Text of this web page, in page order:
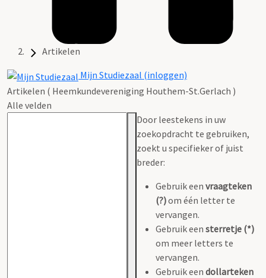
Artikelen
Mijn Studiezaal (inloggen)
Artikelen ( Heemkundevereniging Houthem-St.Gerlach )
Alle velden
Door leestekens in uw
zoekopdracht te gebruiken,
zoekt u specifieker of juist
breder:
Gebruik een vraagteken
(?)om één letter te
vervangen.
Gebruik een sterretje (*)
om meer letters te
vervangen.
Gebruik een dollarteken